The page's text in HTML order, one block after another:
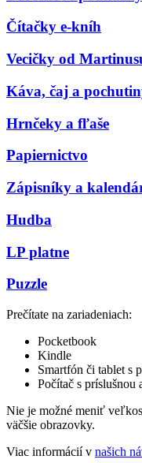
Čítačky e-kníh
Vecičky od
Káva, čaj a
Hrnčeky a fľaše
Papiernictvo
Zápisníky a
Hudba
LP platne
Puzzle
Prečítate na zariadeniach:
Pocketbook
Kindle
Smartfón či tablet s
Počítač s príslušnou
Nie je možné meniť
väčšie obrazovky.
Viac informácií v našich